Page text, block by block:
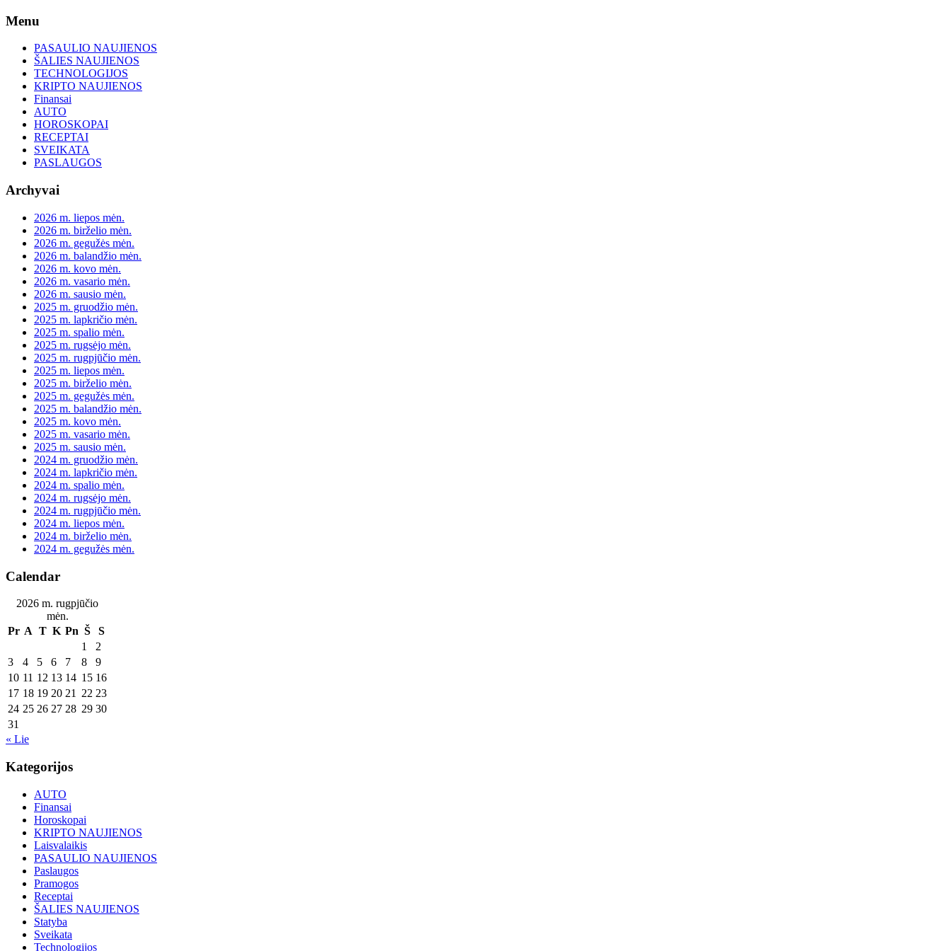
Skip
content
Menu
PASAULIO NAUJIENOS
ŠALIES NAUJIENOS
TECHNOLOGIJOS
KRIPTO NAUJIENOS
Finansai
AUTO
HOROSKOPAI
RECEPTAI
SVEIKATA
PASLAUGOS
Archyvai
2026 m. liepos mėn.
2026 m. birželio mėn.
2026 m. gegužės mėn.
2026 m. balandžio mėn.
2026 m. kovo mėn.
2026 m. vasario mėn.
2026 m. sausio mėn.
2025 m. gruodžio mėn.
2025 m. lapkričio mėn.
2025 m. spalio mėn.
2025 m. rugsėjo mėn.
2025 m. rugpjūčio mėn.
2025 m. liepos mėn.
2025 m. birželio mėn.
2025 m. gegužės mėn.
2025 m. balandžio mėn.
2025 m. kovo mėn.
2025 m. vasario mėn.
2025 m. sausio mėn.
2024 m. gruodžio mėn.
2024 m. lapkričio mėn.
2024 m. spalio mėn.
2024 m. rugsėjo mėn.
2024 m. rugpjūčio mėn.
2024 m. liepos mėn.
2024 m. birželio mėn.
2024 m. gegužės mėn.
Calendar
2026 m. rugpjūčio
mėn.
Pr A T K Pn Š
S
1
2
3
4 5 6 7 8
9
10 11 12 13 14 15 16
17 18 19 20 21 22 23
24 25 26 27 28 29 30
31
« Lie
Kategorijos
AUTO
Finansai
Horoskopai
KRIPTO NAUJIENOS
Laisvalaikis
PASAULIO NAUJIENOS
Paslaugos
Pramogos
Receptai
ŠALIES NAUJIENOS
Statyba
Sveikata
Technologijos